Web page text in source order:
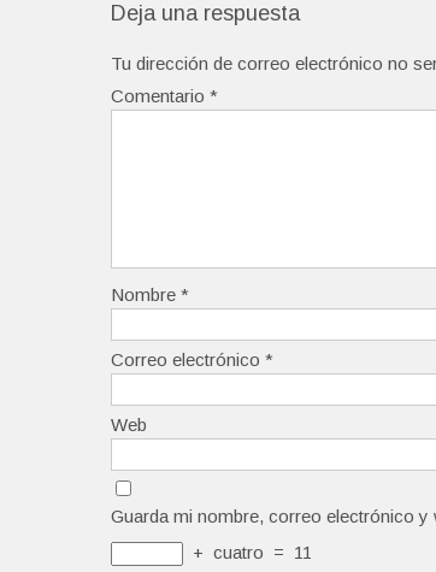
Deja una respuesta
Tu dirección de correo electrónico no
Comentario *
Nombre *
Correo electrónico *
Web
Guarda mi nombre, correo electrónico
+ cuatro = 11